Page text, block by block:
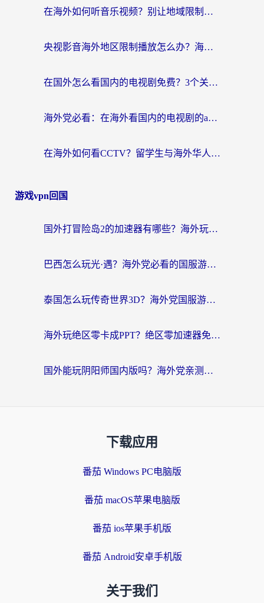
在海外如何听音乐视频？别让地域限制挡住你的华语旋律
央视影音海外地区限制播放怎么办？海外华人必看的追剧自由指南
在国外怎么看国内的电视剧免费？3个关键步骤+1款靠谱加速器帮你搞定
海外党必看：在海外看国内的电视剧的app选对了吗？3步解决地域限制烦恼
在海外如何看CCTV？留学生与海外华人的实用回国加速指南
游戏vpn回国
国外打冒险岛2的加速器有哪些？海外玩家国服畅玩全攻略（附实测推荐）
巴西怎么玩光·遇？海外党必看的国服游戏加速器选择指南（附3款热门游戏实测）
泰国怎么玩传奇世界3D？海外党国服游戏加速终极指南（附非洲欧洲热门游戏解决方案）
海外玩绝区零卡成PPT？绝区零加速器免费的推荐+实用技巧，附墨西哥玩谁是卧底美国玩和平精英攻略
国外能玩阴阳师国内版吗？海外党亲测有效的国服游戏加速指南
下载应用
番茄 Windows PC电脑版
番茄 macOS苹果电脑版
番茄 ios苹果手机版
番茄 Android安卓手机版
关于我们